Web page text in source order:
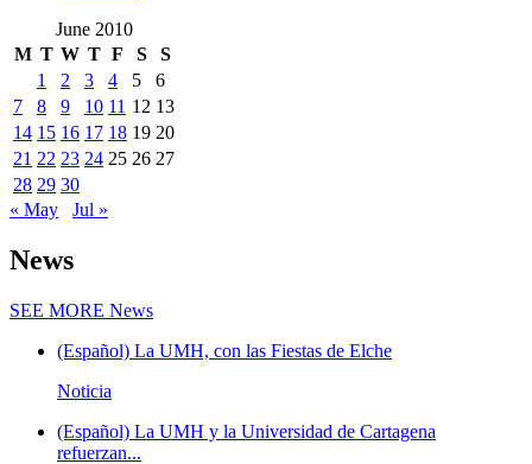
June 2010
M T W T F S
S
1
2 3 4 5
6
7
8 9 10 11 12 13
14 15 16 17 18 19 20
21 22 23 24 25 26 27
28 29 30
« May
Jul »
News
SEE MORE News
(Español) La UMH, con las Fiestas de Elche
Noticia
(Español) La UMH y la Universidad de Cartagena
refuerzan...